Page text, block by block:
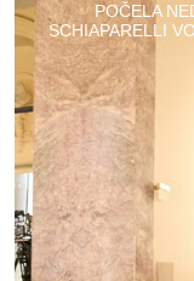
POČELA
SCHIAPARELLI